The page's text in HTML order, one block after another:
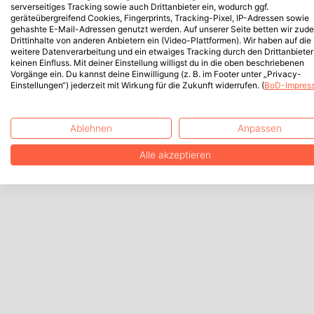
serverseitiges Tracking sowie auch Drittanbieter ein, wodurch ggf.
geräteübergreifend Cookies, Fingerprints, Tracking-Pixel, IP-Adressen sowie
gehashte E-Mail-Adressen genutzt werden. Auf unserer Seite betten wir
Drittinhalte von anderen Anbietern ein (Video-Plattformen). Wir haben auf die
weitere Datenverarbeitung und ein etwaiges Tracking durch den Drittanbieter
keinen Einfluss. Mit deiner Einstellung willigst du in die oben beschriebenen
Vorgänge ein. Du kannst deine Einwilligung (z. B. im Footer unter „Privacy-
Einstellungen“) jederzeit mit Wirkung für die Zukunft widerrufen. (BoD-
Ablehnen Anpassen
Alle akzeptieren